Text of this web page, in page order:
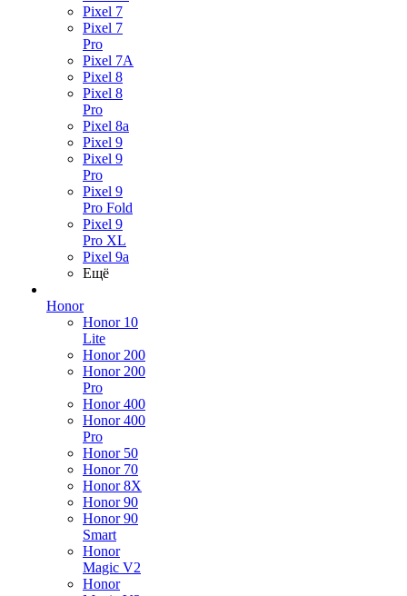
Pixel 7
Pixel 7
Pro
Pixel 7A
Pixel 8
Pixel 8
Pro
Pixel 8a
Pixel 9
Pixel 9
Pro
Pixel 9
Pro Fold
Pixel 9
Pro XL
Pixel 9a
Ещё
Honor
Honor 10
Lite
Honor 200
Honor 200
Pro
Honor 400
Honor 400
Pro
Honor 50
Honor 70
Honor 8X
Honor 90
Honor 90
Smart
Honor
Magic V2
Honor